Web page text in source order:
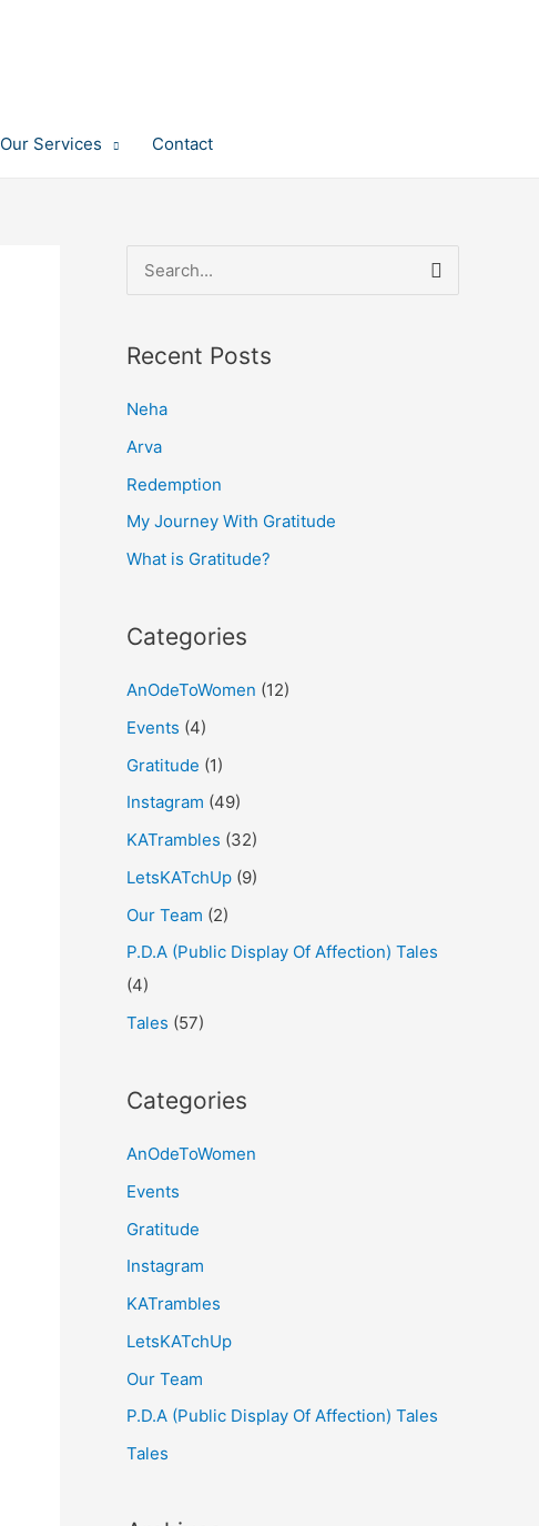
Our Services Contact
e
r
f
o
r
:
Recent Posts
Neha
Arva
Redemption
My Journey With Gratitude
What is Gratitude?
Categories
AnOdeToWomen (12)
Events (4)
Gratitude (1)
Instagram (49)
KATrambles (32)
LetsKATchUp (9)
Our Team (2)
P.D.A (Public Display Of Affection) Tales
(4)
Tales (57)
Categories
AnOdeToWomen
Events
Gratitude
Instagram
KATrambles
LetsKATchUp
Our Team
P.D.A (Public Display Of Affection) Tales
Tales